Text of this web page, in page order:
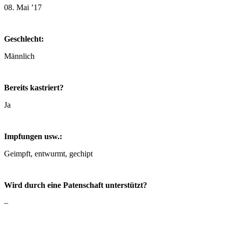
08. Mai ’17
Geschlecht:
Männlich
Bereits kastriert?
Ja
Impfungen usw.:
Geimpft, entwurmt, gechipt
Wird durch eine Patenschaft unterstützt?
–